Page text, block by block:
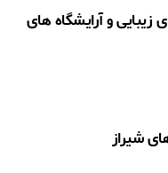
زیبایی و آرایشگاه های
شیراز